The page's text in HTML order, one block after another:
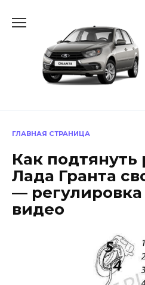
содержанию
ГЛАВНАЯ СТРАНИЦА
Как подтянуть
Лада Гранта
—
видео